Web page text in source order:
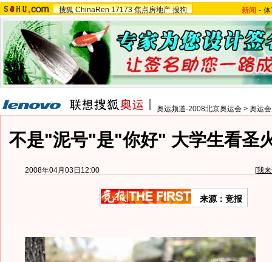
搜狐 ChinaRen 17173 焦点房地产 搜狗 新闻 -
奥运频道-2008北京奥运会 > 奥运
不是"泥号"是"你好" 大学生看圣
2008年04月03日12:00 [我
来源：竞报